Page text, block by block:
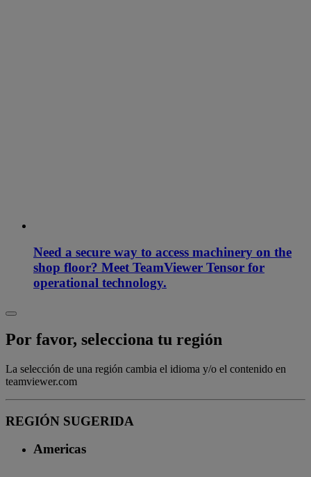
Need a secure way to access machinery on the
shop floor? Meet TeamViewer Tensor for
operational technology.
Por favor, selecciona tu región
La selección de una región cambia el idioma y/o el contenido en
teamviewer.com
REGIÓN SUGERIDA
Americas